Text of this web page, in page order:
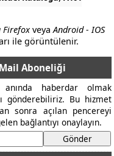
Firefox veyaAndroid - IOS
ile görüntülenir.
Aboneliği
anında haberdar olmak
gönderebiliriz. Bu hizmet
sonra açılan pencereyi
bağlantıyı onaylayın.